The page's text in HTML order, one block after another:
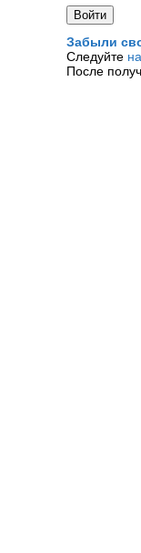
Забыли
Следуйте
После